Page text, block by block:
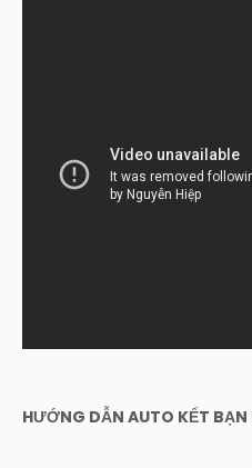
HƯỚNG DẪN AUTO KẾT